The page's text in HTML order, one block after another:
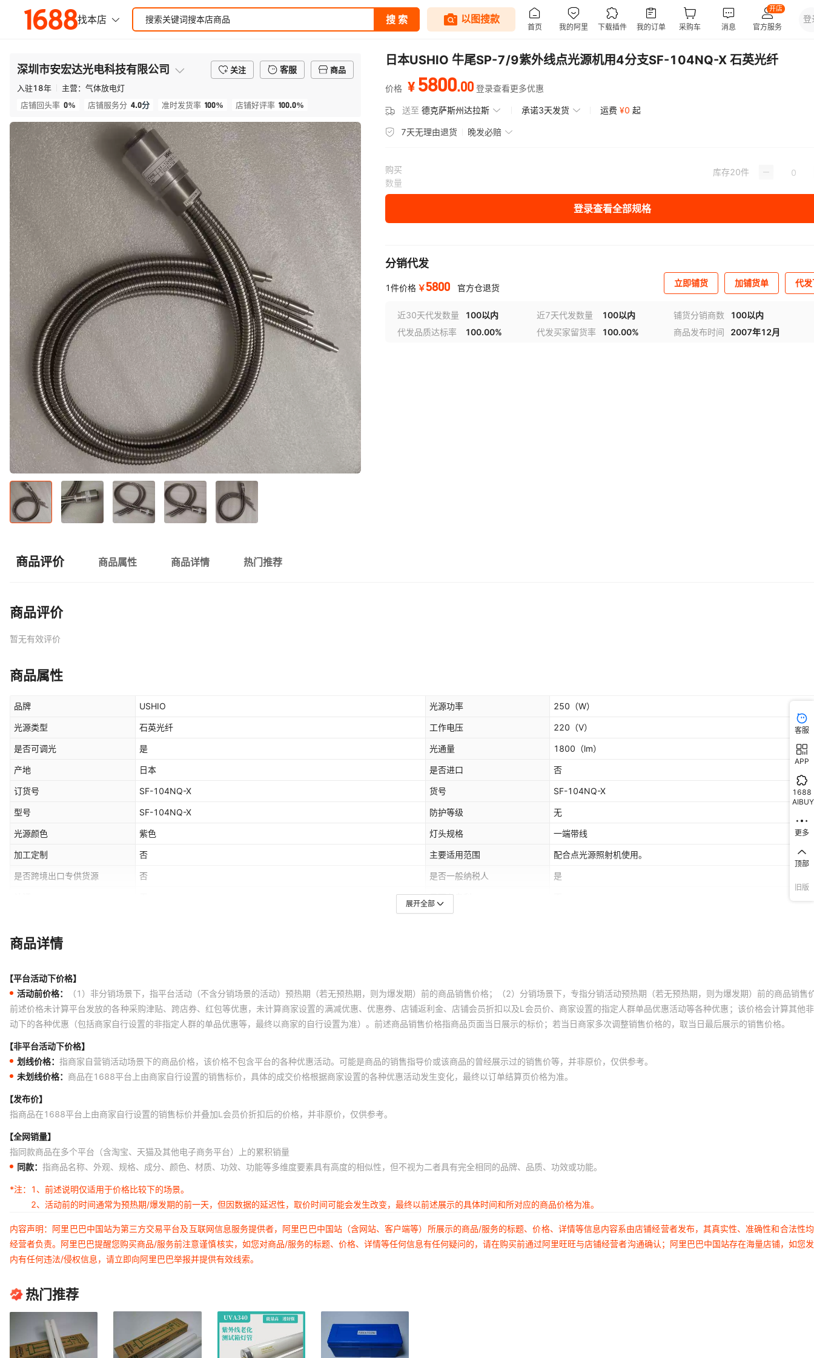
深圳市安宏达光电科技有限公司 关注 客服
商品
入驻18年 主营： 气体放电灯
店铺回头率 0% 店铺服务分 4.0分 准时发货率 100% 店铺好评率 100.0%
日本USHIO 牛尾SP-7/9紫外线点光源机用4分支SF-104NQ-X 石英光纤
价格 ¥ 5800.00 登录查看更多优惠
送至 德克萨斯州达拉斯 承诺3天发货 运费 ¥0 起
7天无理由退货 晚发必赔
购买
数量
库存20件
登录查看全部规格
分销代发
1件价格 ￥5800 官方仓退货 立即铺货 加铺货单 代
近30天代发数量 100以内 近7天代发数量 100以内 铺货分销商数
100以内
代发品质达标率
100.00% 代发买家留货率 100.00% 商品发布时间 2007年12月
商品评价 商品属性 商品详情 热门推荐
商品评价
暂无有效评价
商品属性
品牌 USHIO 光源功率 250 （W）
光源类型 石英光纤 工作电压 220 （V）
是否可调光 是 光通量 1800 （lm）
产地 日本 是否进口 否
订货号 SF-104NQ-X 货号 SF-104NQ-X
型号 SF-104NQ-X 防护等级 无
光源颜色 紫色 灯头规格 一端带线
加工定制 否 主要适用范围 配合点光源照射机使用。
是否跨境出口专供货源 否 是否一般纳税人 是
是否有专利
展开全部
商品详情
【平台活动下价格】
活动前价格：
（1）非分销场景下，指平台活动（不含分销场景的活动）预热期（若无预热期，则为爆发期）前的商品销售价格；（2）分销场景下，专指分销活动预热期（若无预热期，则为爆发期）前的商品销售
前述价格未计算平台发放的各种采购津贴、跨店券、红包等优惠，未计算商家设置的满减优惠、优惠券、店铺返利金、店铺会员折扣以及L会员价、商家设置的指定人群单品优惠活动等各种优惠；该价格会计算其他
动下的各种优惠（包括商家自行设置的非指定人群的单品优惠等，最终以商家的自行设置为准）。前述商品销售价格指商品页面当日展示的标价；若当日商家多次调整销售价格的，取当日最后展示的销售价格。
【非平台活动下价格】
划线价格： 指商家自营销活动场景下的商品价格，该价格不包含平台的各种优惠活动。可能是商品的销售指导价或该商品的曾经展示过的销售价等，并非原价，仅供参考。
未划线价格： 商品在1688平台上由商家自行设置的销售标价，具体的成交价格根据商家设置的各种优惠活动发生变化，最终以订单结算页价格为准。
【发布价】
指商品在1688平台上由商家自行设置的销售标价并叠加L会员价折扣后的价格，并非原价，仅供参考。
【全网销量】
指同款商品在多个平台（含淘宝、天猫及其他电子商务平台）上的累积销量
同款： 指商品名称、外观、规格、成分、颜色、材质、功效、功能等多维度要素具有高度的相似性，但不视为二者具有完全相同的品牌、品质、功效或功能。
*注：
1、前述说明仅适用于价格比较下的场景。
2、活动前的时间通常为预热期/爆发期的前一天，但因数据的延迟性，取价时间可能会发生改变，最终以前述展示的具体时间和所对应的商品价格为准。
内容声明：阿里巴巴中国站为第三方交易平台及互联网信息服务提供者，阿里巴巴中国站（含网站、客户端等）所展示的商品/服务的标题、价格、详情等信息内容系由店铺经营者发布，其真实性、准确性和合法性
经营者负责。阿里巴巴提醒您购买商品/服务前注意谨慎核实，如您对商品/服务的标题、价格、详情等任何信息有任何疑问的，请在购买前通过阿里旺旺与店铺经营者沟通确认；阿里巴巴中国站存在海量店铺，如您
内有任何违法/侵权信息，请立即向阿里巴巴举报并提供有效线索。
热门推荐
客服
APP
1688
AIBUY
更多
顶部
旧版